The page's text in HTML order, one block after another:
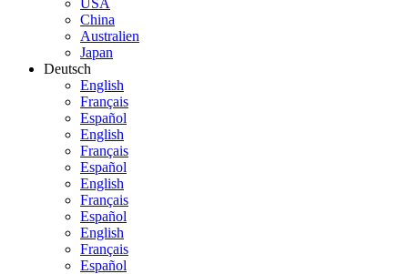
USA
China
Australien
Japan
Deutsch
English
Français
Español
English
Français
Español
English
Français
Español
English
Français
Español